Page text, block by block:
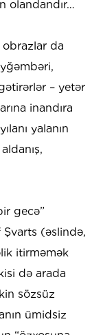
olandandır…
obrazlar da
– yetər
inandıra
yalanın
gecə”
Şvarts (əslində,
itirməmək
də arada
sözsüz
ümidsiz